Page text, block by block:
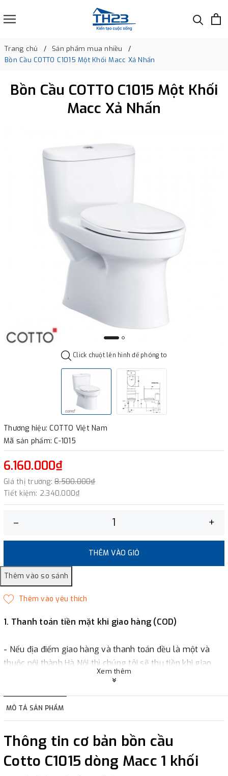
Trang chủ
Sản phẩm mua nhiều
Bồn Cầu COTTO C1015 Một Khối Macc Xả Nhấn
Bồn Cầu COTTO C1015 Một Khối
Macc Xả Nhấn
Click chuột lên hình để phóng to
Thương hiệu: COTTO Việt Nam
Mã sản phẩm: C-1015
6.160.000₫
Giá thị trường: 8.500.000₫
Tiết kiệm: 2.340.000₫
– +
THÊM VÀO GIỎ
1. Thanh toán tiền mặt khi giao hàng (COD)
- Nếu địa điểm giao hàng và thanh toán đều là một và
thuộc nội thành Hà Nội thì chúng tôi sẽ thu tiền khi giao
hàng hoặc khách hàng đặt tiền trước một phần giá trị đơn
2. Thanh toán trực tiếp tại :
- Showroom Thanh HươngĐịa chỉ : 23 phố Cát Linh,
phường Cát Linh, quận Đống Đa, Hà Nội.
Xem thêm
MÔ TẢ SẢN PHẨM
Thông tin cơ bản bồn cầu
Cotto C1015 dòng Macc 1 khối